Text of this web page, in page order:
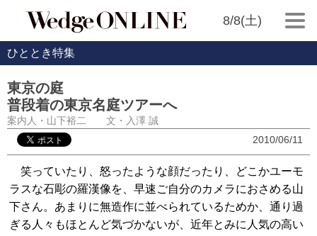
8/8(土)
ひととき特集
東京の庭
普段着の東京名庭ツアーへ
案内人・山下裕二 文・入澤 誠
2010/06/11
笑っていたり、怒ったような顔だったり、どこかユーモ
ラスな石彫の羅漢像を、早速ご自分のカメラにおさめる山
下さん。あまりに無造作に並べられているためか、通り過
ぎる人々もほとんど気づかないが、近年とみに人気の高い